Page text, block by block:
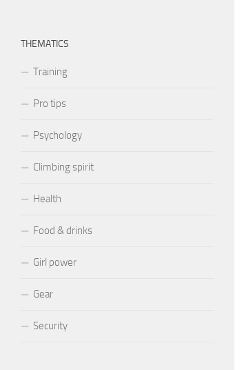
THEMATICS
Training
Pro tips
Psychology
Climbing spirit
Health
Food & drinks
Girl power
Gear
Security